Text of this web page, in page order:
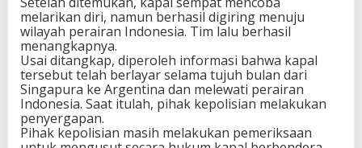
melarikan diri, namun berhasil digiring menuju
wilayah perairan Indonesia. Tim lalu berhasil
menangkapnya.
Usai ditangkap, diperoleh informasi bahwa kapal
tersebut telah berlayar selama tujuh bulan dari
Singapura ke Argentina dan melewati perairan
Indonesia. Saat itulah, pihak kepolisian melakukan
penyergapan.
Pihak kepolisian masih melakukan pemeriksaan